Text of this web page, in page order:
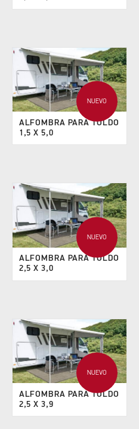
NUEVO
ALFOMBRA PARA TOLDO
1,5 X 5,0
NUEVO
ALFOMBRA PARA TOLDO
2,5 X 3,0
NUEVO
ALFOMBRA PARA TOLDO
2,5 X 3,9